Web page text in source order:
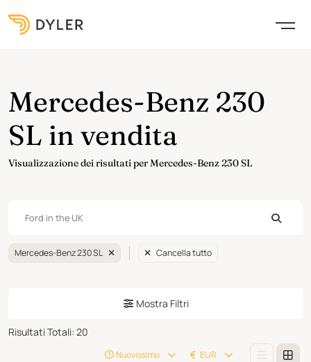
Mercedes-Benz 230
SL in vendita
Visualizzazione dei risultati per Mercedes-Benz 230 SL
Mercedes-Benz 230 SL Cancella tutto
Mostra Filtri
Risultati Totali: 20
Nuovissimo EUR